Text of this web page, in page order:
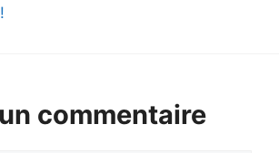
commentaire